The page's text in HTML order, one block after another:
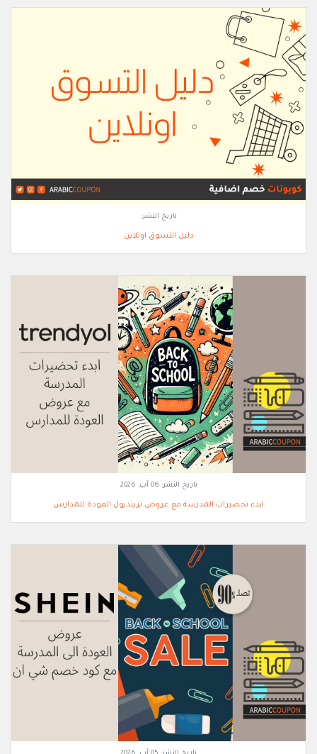
تاريخ النشر:
دليل التسوق اونلاين
تاريخ النشر: 06 آب, 2026
ابدء تحضيرات المدرسة مع عروض ترينديول العودة للمدارس